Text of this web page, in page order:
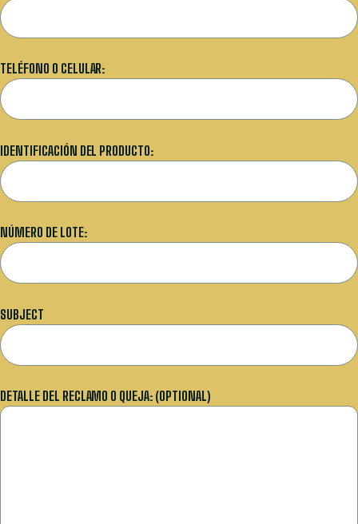
TELÉFONO O CELULAR:
IDENTIFICACIÓN DEL PRODUCTO:
NÚMERO DE LOTE:
SUBJECT
DETALLE DEL RECLAMO O QUEJA: (OPTIONAL)